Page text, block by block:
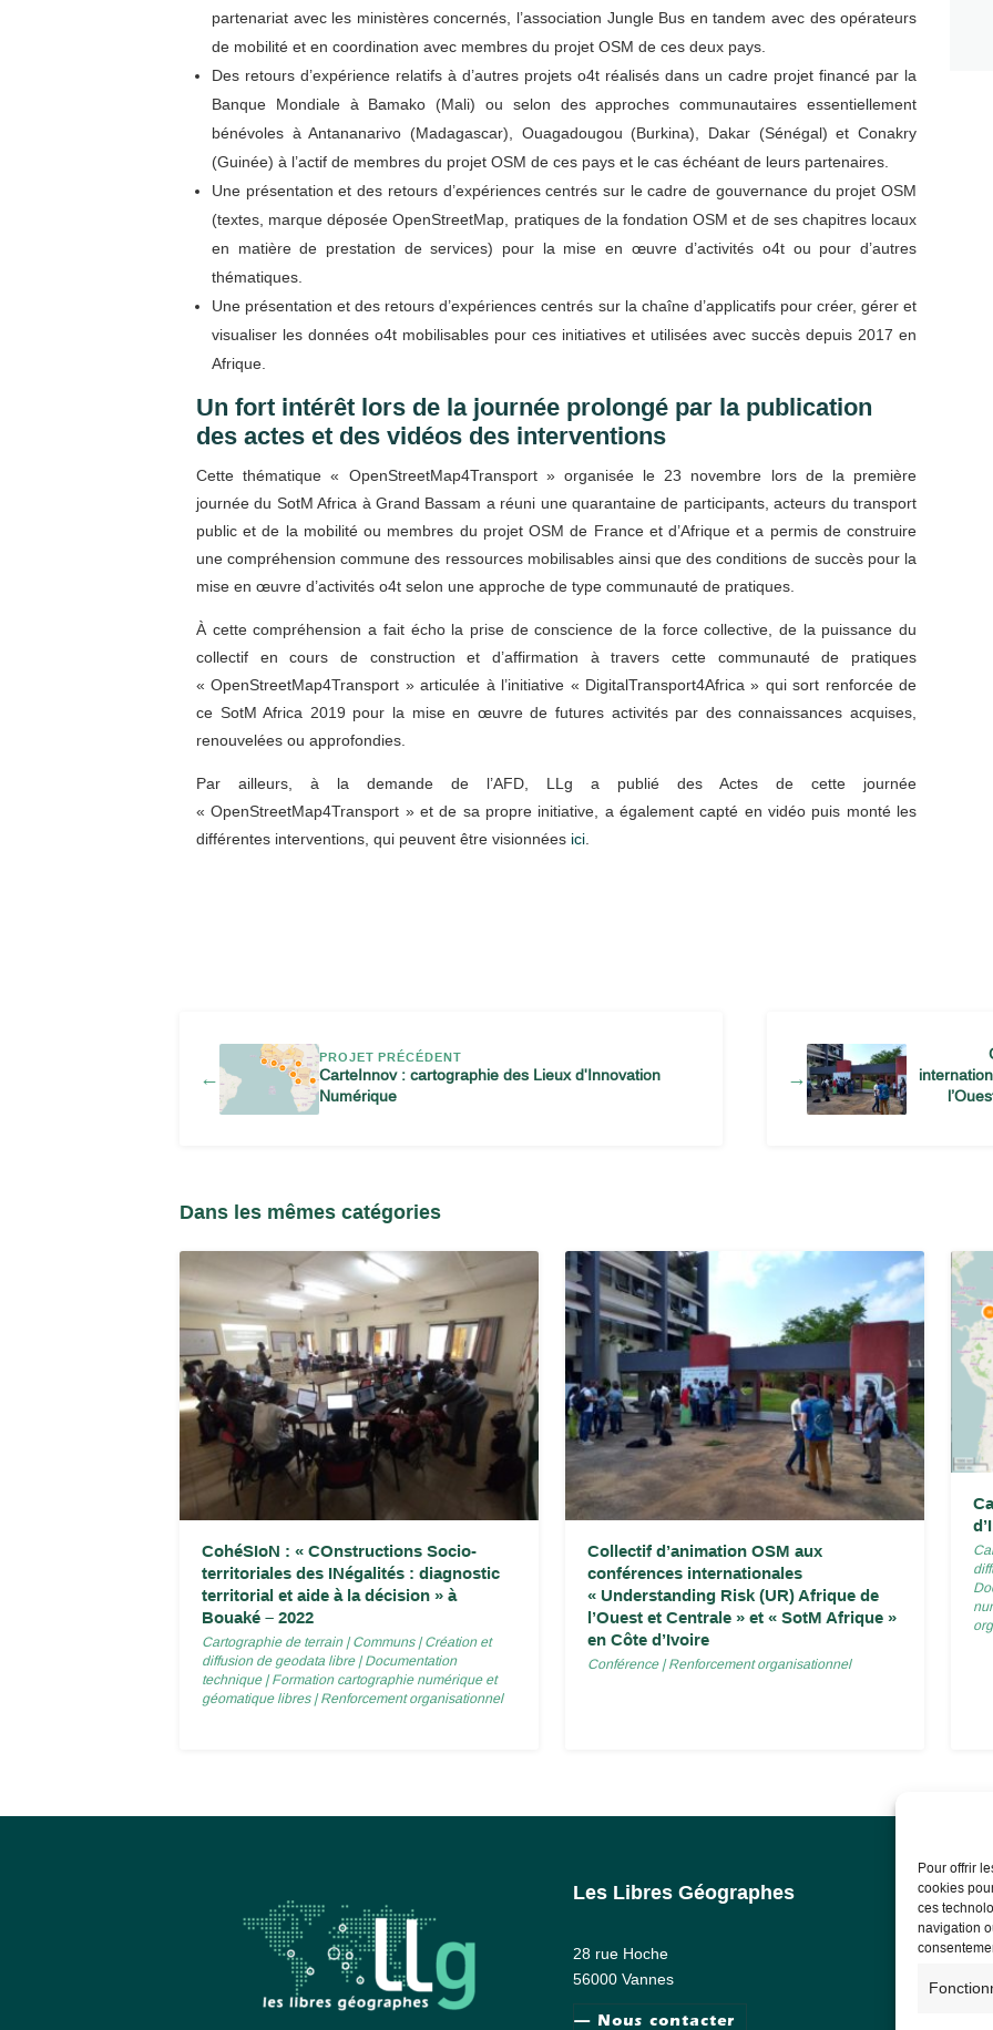
Pour offrir
cookies
ces
navigation
partenariat avec les ministères concernés, l’association Jungle Bus en tandem avec des opérateurs
de mobilité et en coordination avec membres du projet OSM de ces deux pays.
Des retours d’expérience relatifs à d’autres projets o4t réalisés dans un cadre projet financé par la
Banque Mondiale à Bamako (Mali) ou selon des approches communautaires essentiellement
bénévoles à Antananarivo (Madagascar), Ouagadougou (Burkina), Dakar (Sénégal) et Conakry
(Guinée) à l’actif de membres du projet OSM de ces pays et le cas échéant de leurs partenaires.
Une présentation et des retours d’expériences centrés sur le cadre de gouvernance du projet OSM
(textes, marque déposée OpenStreetMap, pratiques de la fondation OSM et de ses chapitres locaux
en matière de prestation de services) pour la mise en œuvre d’activités o4t ou pour d’autres
thématiques.
Une présentation et des retours d’expériences centrés sur la chaîne d’applicatifs pour créer, gérer et
visualiser les données o4t mobilisables pour ces initiatives et utilisées avec succès depuis 2017 en
Afrique.
Un fort intérêt lors de la journée prolongé par la publication
des actes et des vidéos des interventions
Cette thématique « OpenStreetMap4Transport » organisée le 23 novembre lors de la première
journée du SotM Africa à Grand Bassam a réuni une quarantaine de participants, acteurs du transport
public et de la mobilité ou membres du projet OSM de France et d’Afrique et a permis de construire
une compréhension commune des ressources mobilisables ainsi que des conditions de succès pour la
mise en œuvre d’activités o4t selon une approche de type communauté de pratiques.
À cette compréhension a fait écho la prise de conscience de la force collective, de la puissance du
collectif en cours de construction et d’affirmation à travers cette communauté de pratiques
« OpenStreetMap4Transport » articulée à l’initiative « DigitalTransport4Africa » qui sort renforcée de
ce SotM Africa 2019 pour la mise en œuvre de futures activités par des connaissances acquises,
renouvelées ou approfondies.
Par ailleurs, à la demande de l’AFD, LLg a publié des Actes de cette journée
« OpenStreetMap4Transport » et de sa propre initiative, a également capté en vidéo puis monté les
différentes interventions, qui peuvent être visionnées ici.
←
PROJET PRÉCÉDENT
CarteInnov : cartographie des Lieux d'Innovation
Numérique
→
Dans les mêmes catégories
CohéSIoN : « COnstructions Socio-
territoriales des INégalités : diagnostic
territorial et aide à la décision » à
Bouaké – 2022
Cartographie de terrain|Communs|Création et
diffusion de geodata libre|Documentation
technique|Formation cartographie numérique et
géomatique libres|Renforcement organisationnel
Collectif d’animation OSM aux
conférences internationales
« Understanding Risk (UR) Afrique de
l’Ouest et Centrale » et « SotM Afrique »
en Côte d’Ivoire
Conférence|Renforcement organisationnel
Les Libres Géographes
28 rue Hoche
56000 Vannes
— Nous contacter